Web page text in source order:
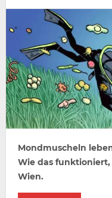
Mondmuscheln
Wie das
Wien.